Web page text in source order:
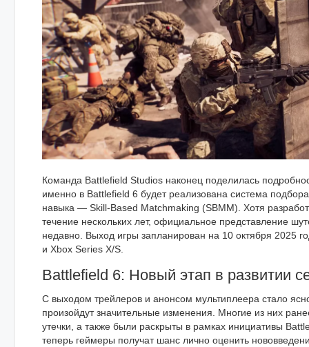
Команда Battlefield Studios наконец поделилась
именно в Battlefield 6 будет реализована система
навыка — Skill-Based Matchmaking (SBMM). Хотя
течение нескольких лет, официальное представление
недавно. Выход игры запланирован на 10 октября 2025
и Xbox Series X/S.
Battlefield 6: Новый этап в развитии
С выходом трейлеров и анонсом мультиплеера стало
произойдут значительные изменения. Многие из них
утечки, а также были раскрыты в рамках инициативы
теперь геймеры получат шанс лично оценить